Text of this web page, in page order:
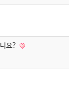
요?